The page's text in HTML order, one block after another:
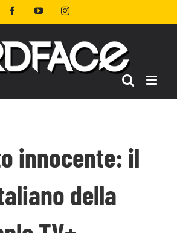
FacebookYouTubeInstagram
innocente: il
della